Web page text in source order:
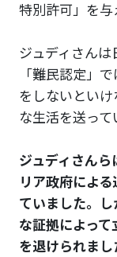
特別許可」を与
ジュディさんは
「難民認定」
をしないとい
な生活を送って
ジュディさん
リア政府によ
ていました。
な証拠によっ
を退けられまし